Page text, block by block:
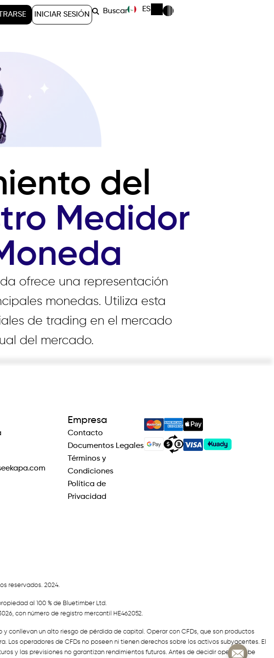
INICIAR SESIÓN Buscar ES
del
Medidor
ofrece una representación
monedas. Utiliza esta
de trading en el mercado
del mercado.
Empresa
Contacto
Documentos Legales
Términos y
Condiciones
Política de
Privacidad
reservados. 2024.
al 100 % de Bluetimber Ltd.
con número de registro mercantil HE462052.
conllevan un alto riesgo de pérdida de capital. Operar con CFDs, que son productos
operadores de CFDs no poseen ni tienen derechos sobre los activos subyacentes. El
y las previsiones no garantizan rendimientos futuros. Antes de decidir operar, debe